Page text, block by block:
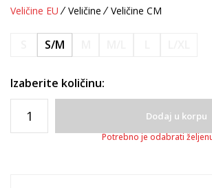
Veličine EU Veličine Veličine CM
S/M
Izaberite količinu:
Dodaj u korpu
Potrebno je odabrati